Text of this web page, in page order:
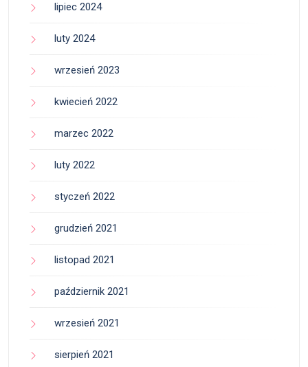
lipiec 2024
luty 2024
wrzesień 2023
kwiecień 2022
marzec 2022
luty 2022
styczeń 2022
grudzień 2021
listopad 2021
październik 2021
wrzesień 2021
sierpień 2021